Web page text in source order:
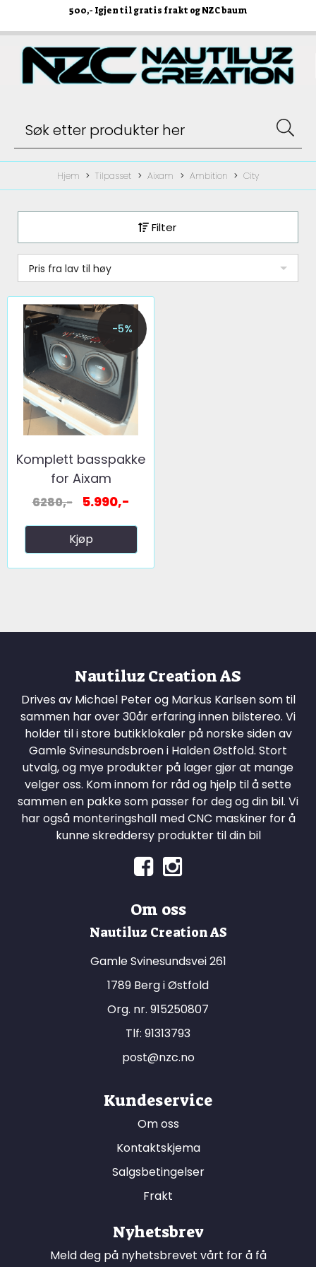
500,- Igjen til gratis frakt og NZC baum
Hjem Tilpasset Aixam Ambition City
Filter
Pris fra lav til høy
-5%
Komplett basspakke
for Aixam
6280,- 5.990,-
Kjøp
Nautiluz Creation AS
Drives av Michael Peter og Markus Karlsen som til
sammen har over 30år erfaring innen bilstereo. Vi
holder til i store butikklokaler på norske siden av
Gamle Svinesundsbroen i Halden Østfold. Stort
utvalg, og mye produkter på lager gjør at mange
velger oss. Kom innom for råd og hjelp til å sette
sammen en pakke som passer for deg og din bil. Vi
har også monteringshall med CNC maskiner for å
kunne skreddersy produkter til din bil
Om oss
Nautiluz Creation AS
Gamle Svinesundsvei 261
1789 Berg i Østfold
Org. nr. 915250807
Tlf: 91313793
post@nzc.no
Kundeservice
Om oss
Kontaktskjema
Salgsbetingelser
Frakt
Nyhetsbrev
Meld deg på nyhetsbrevet vårt for å få